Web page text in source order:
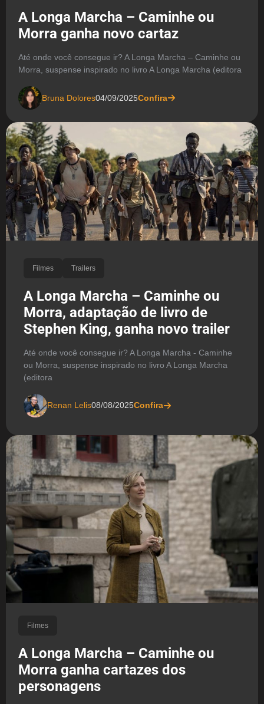
A Longa Marcha – Caminhe ou
Morra ganha novo cartaz
Até onde você consegue ir? A Longa Marcha – Caminhe ou
Morra, suspense inspirado no livro A Longa Marcha (editora
Bruna Dolores04/09/2025Confira
Filmes Trailers
A Longa Marcha – Caminhe ou
Morra, adaptação de livro de
Stephen King, ganha novo trailer
Até onde você consegue ir? A Longa Marcha - Caminhe
ou Morra, suspense inspirado no livro A Longa Marcha
(editora
Renan Lelis08/08/2025Confira
Filmes
A Longa Marcha – Caminhe ou
Morra ganha cartazes dos
personagens